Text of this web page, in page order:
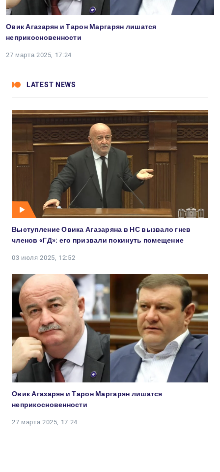
Овик Агазарян и Тарон Маргарян лишатся
неприкосновенности
27 марта 2025, 17:24
LATEST NEWS
Выступление Овика Агазаряна в НС вызвало гнев
членов «ГД»: его призвали покинуть помещение
03 июля 2025, 12:52
Овик Агазарян и Тарон Маргарян лишатся
неприкосновенности
27 марта 2025, 17:24